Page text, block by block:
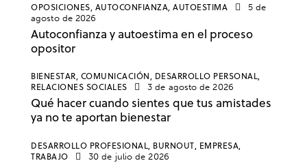
OPOSICIONES, AUTOCONFIANZA, AUTOESTIMA
5 de
agosto de 2026
Autoconfianza y autoestima en el proceso
opositor
BIENESTAR, COMUNICACIÓN, DESARROLLO PERSONAL,
RELACIONES SOCIALES
3 de agosto de 2026
Qué hacer cuando sientes que tus amistades
ya no te aportan bienestar
DESARROLLO PROFESIONAL, BURNOUT, EMPRESA,
TRABAJO
30 de julio de 2026